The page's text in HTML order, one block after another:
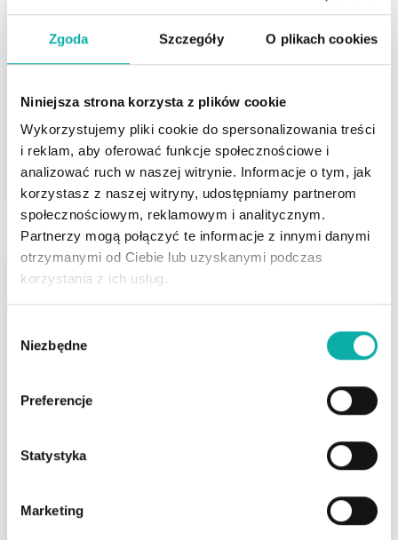
Zgoda Szczegóły O plikach cookies
Niniejsza strona korzysta z plików cookie
Wykorzystujemy pliki cookie do spersonalizowania treści
i reklam, aby oferować funkcje społecznościowe i
analizować ruch w naszej witrynie. Informacje o tym, jak
korzystasz z naszej witryny, udostępniamy partnerom
społecznościowym, reklamowym i analitycznym.
Partnerzy mogą połączyć te informacje z innymi danymi
otrzymanymi od Ciebie lub uzyskanymi podczas
korzystania z ich usług.
zgody
Niezbędne
Preferencje
Statystyka
Marketing
Powierzchnia
1 238 m
2
495 000 PLN
399,84 PLN/m 2
ZOBACZ
Łomża
Powierzchnia